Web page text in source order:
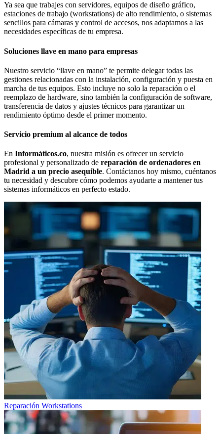
Ya sea que trabajes con servidores, equipos de diseño gráfico,
estaciones de trabajo (workstations) de alto rendimiento, o sistemas
sencillos para cámaras y control de accesos, nos adaptamos a las
necesidades específicas de tu empresa.
Soluciones llave en mano para empresas
Nuestro servicio “llave en mano” te permite delegar todas las
gestiones relacionadas con la instalación, configuración y puesta en
marcha de tus equipos. Esto incluye no solo la reparación o el
reemplazo de hardware, sino también la configuración de software,
transferencia de datos y ajustes técnicos para garantizar un
rendimiento óptimo desde el primer momento.
Servicio premium al alcance de todos
En Informáticos.co, nuestra misión es ofrecer un servicio
profesional y personalizado de reparación de ordenadores en
Madrid a un precio asequible. Contáctanos hoy mismo, cuéntanos
tu necesidad y descubre cómo podemos ayudarte a mantener tus
sistemas informáticos en perfecto estado.
Reparación Workstations